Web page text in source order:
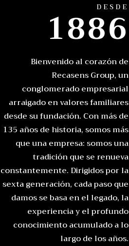
DESDE
1886
Bienvenido al corazón de
Recasens Group, un
conglomerado empresarial
arraigado en valores familiares
desde su fundación. Con más de
135 años de historia, somos más
que una empresa: somos una
tradición que se renueva
constantemente. Dirigidos por la
sexta generación, cada paso que
damos se basa en el legado, la
experiencia y el profundo
conocimiento acumulado a lo
largo de los años.